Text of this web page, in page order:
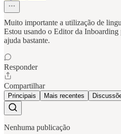
Muito importante a utilização de
Estou usando o Editor da Inboarding
ajuda bastante.
Responder
Compartilhar
Principais Mais recentes
Nenhuma publicação